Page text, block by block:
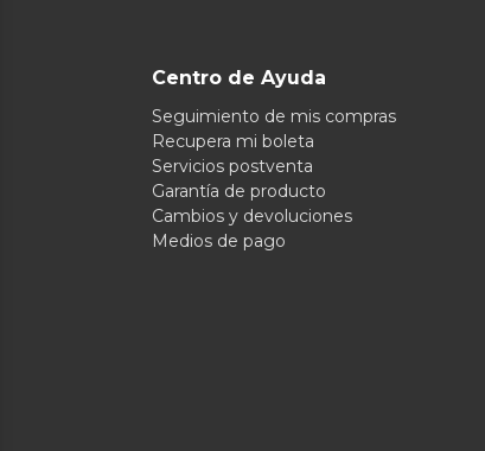
Centro de Ayuda
Seguimiento de mis compras
Recupera mi boleta
Servicios postventa
Garantía de producto
Cambios y devoluciones
Medios de pago